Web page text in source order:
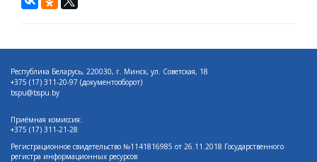
Республика Беларусь, 220030, г. Минск, ул. Советская, 18
+375 (17) 311-20-97 (документооборот)
bspu@bspu.by
Приёмная комиссия:
+375 (17) 311-21-28
Регистрационное свидетельство №1141816985 от 26.11.2018 Государственного
регистра информационных ресурсов